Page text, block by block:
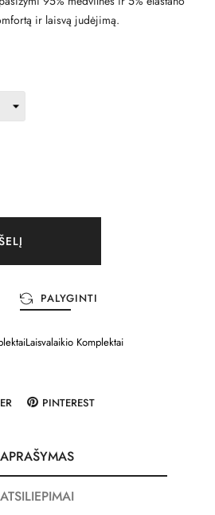
ir laisvą judėjimą.
PALYGINTI
Laisvalaikio Komplektai
PINTEREST
APRAŠYMAS
ATSILIEPIMAI